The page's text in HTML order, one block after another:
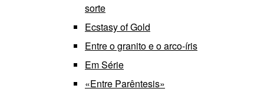
sorte
Ecstasy of Gold
Entre o granito e o arco-íris
Em Série
«Entre Parêntesis»